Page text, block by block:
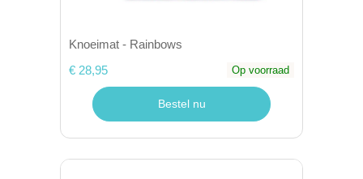
Knoeimat - Rainbows
€ 28,95
Op voorraad
Bestel nu